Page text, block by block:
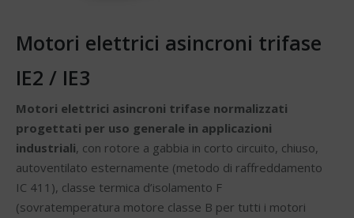
Motori elettrici asincroni trifase
IE2 / IE3
Motori elettrici asincroni trifase normalizzati
progettati per uso generale in applicazioni
industriali, con rotore a gabbia in corto circuito, chiuso,
autoventilato esternamente (metodo di raffreddamento
IC 411), classe termica d’isolamento F
(sovratemperatura motore classe B per tutti i motori